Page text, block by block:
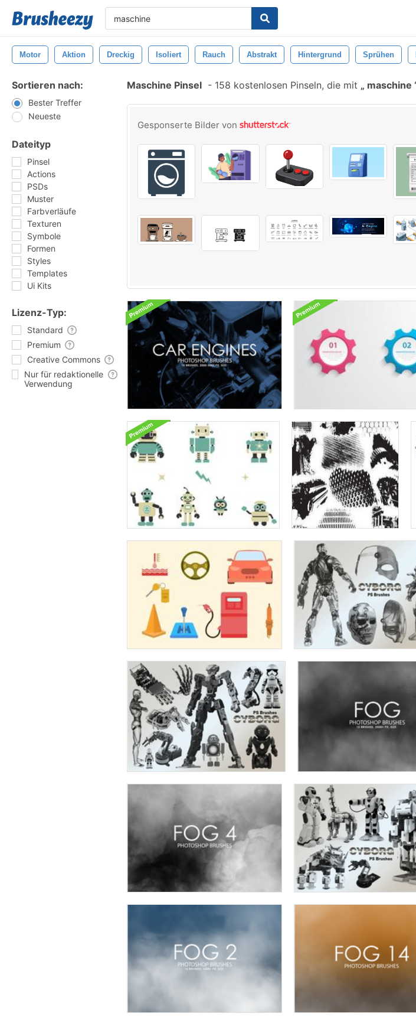
Motor Aktion Dreckig Isoliert Rauch Abstrakt Hintergrund Sprühen
Sortieren nach:
Bester Treffer
Neueste
Dateityp
Pinsel
Actions
PSDs
Muster
Farbverläufe
Texturen
Symbole
Formen
Styles
Templates
Ui Kits
Lizenz-Typ:
Standard
Premium
Creative Commons
Nur für redaktionelle
Verwendung
Maschine Pinsel - 158 kostenlosen Pinseln, die mit maschine
Gesponserte Bilder von